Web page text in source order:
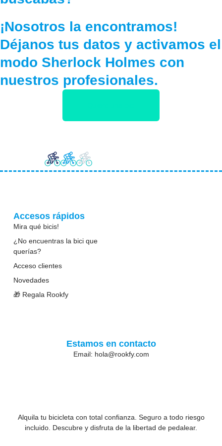
¡Nosotros la encontramos!
Déjanos tus datos y activamos el
modo Sherlock Holmes con
nuestros profesionales.
Alquila tu bicicleta con total confianza. Seguro a todo riesgo
incluido. Descubre y disfruta de la libertad de pedalear.
Accesos rápidos
Mira qué bicis!
¿No encuentras la bici que
querías?
Acceso clientes
Novedades
🎁 Regala Rookfy
Estamos en contacto
Email: hola@rookfy.com